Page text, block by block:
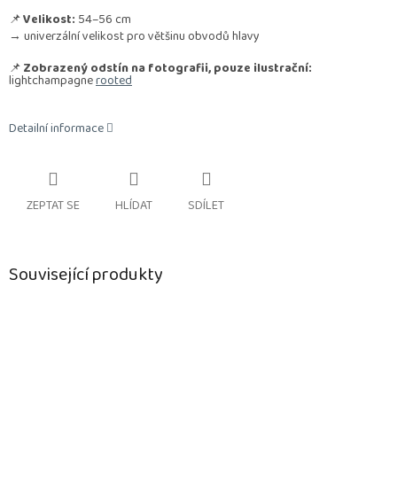
📌Velikost: 54–56 cm
→ univerzální velikost pro většinu obvodů hlavy
📌Zobrazený odstín na fotografii, pouze ilustrační:
lightchampagnerooted
Detailní informace
ZEPTAT SE HLÍDAT SDÍLET
Související produkty